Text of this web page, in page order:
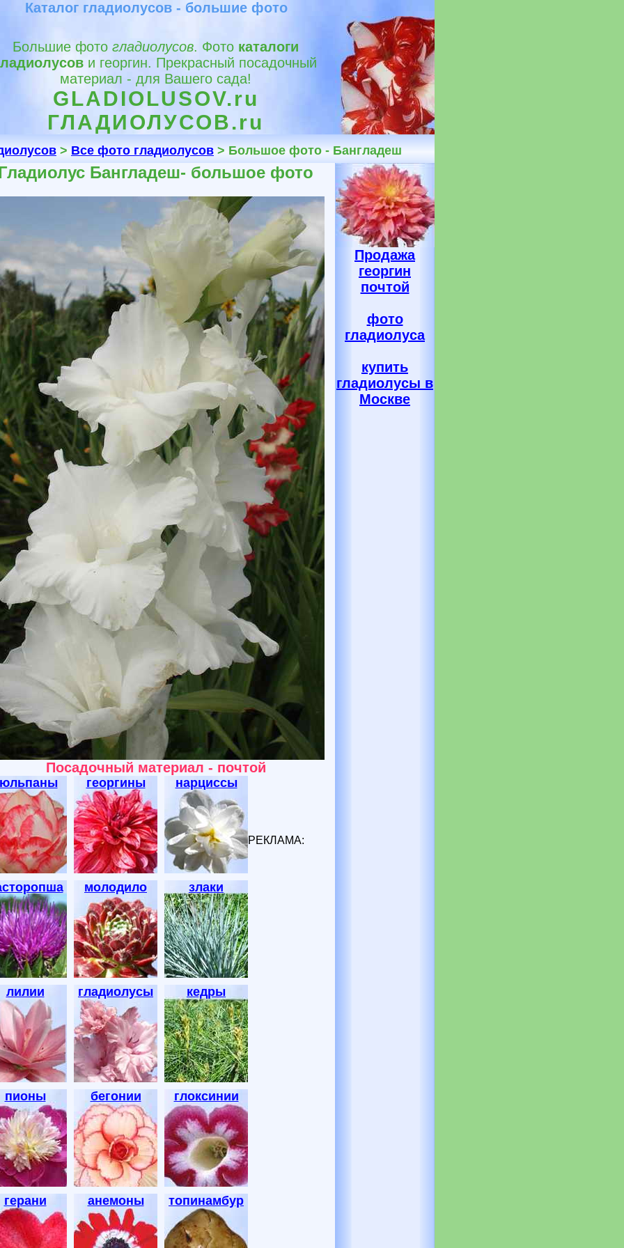
Каталог гладиолусов - большие фото
Большие фото гладиолусов. Фото каталоги
и георгин. Прекрасный посадочный
материал - для Вашего сада!
GLADIOLUSOV.ru
ГЛАДИОЛУСОВ.ru
> Все фото гладиолусов > Большое фото - Бангладеш
Бангладеш- большое фото
Посадочный материал - почтой
георгины нарциссы
молодило злаки
лилии гладиолусы кедры
пионы бегонии глоксинии
герани анемоны топинамбур
РЕКЛАМА:
Продажа
георгин
почтой
фото
гладиолуса
купить
гладиолусы в
Москве